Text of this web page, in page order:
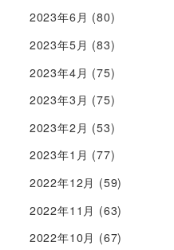
2023年6月 (80)
2023年5月 (83)
2023年4月 (75)
2023年3月 (75)
2023年2月 (53)
2023年1月 (77)
2022年12月 (59)
2022年11月 (63)
2022年10月 (67)